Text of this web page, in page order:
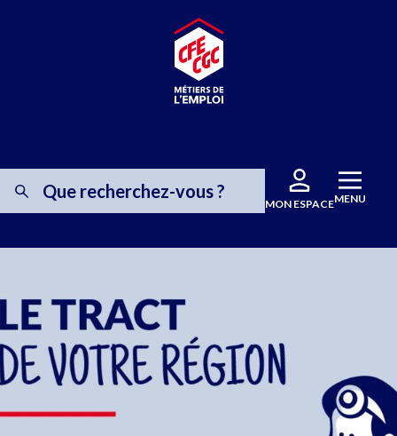
MON ESPACEMENU